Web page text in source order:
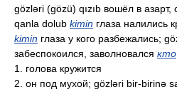
gözləri (gözü) qızıb вошёл в
qanla dolub kimin глаза налились
kimin глаза у кого разбежались;
забеспокоился, заволновался кто
1. голова кружится
2. он под мухой; gözləri bir-birinə